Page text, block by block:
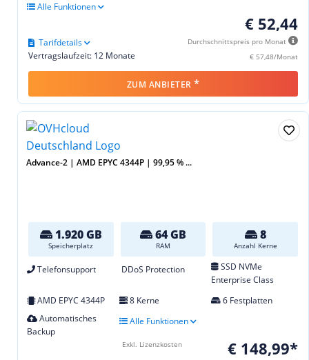
Alle Funktionen
€ 52,44
Durchschnittspreis pro Monat
€ 57,48/Monat
Vertragslaufzeit: 12 Monate
Tarifdetails
ZUM ANBIETER *
Advance-2 | AMD EPYC 4344P | 99,95 % ...
1.920 GB
Speicherplatz
64 GB
RAM
8
Anzahl Kerne
Telefonsupport DDoS Protection
SSD NVMe
Enterprise Class
AMD EPYC 4344P
8 Kerne
6 Festplatten
Automatisches
Backup
Alle Funktionen
€ 148,99*
Exkl. Lizenzkosten